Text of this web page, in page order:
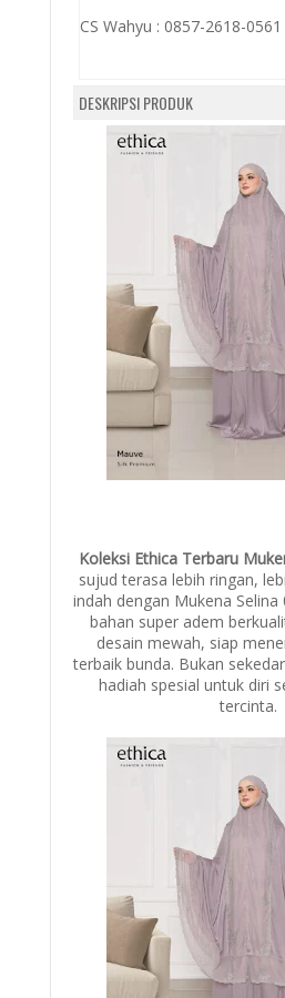
CS Wahyu : 0857-2618-0561
DESKRIPSI PRODUK
Koleksi Ethica Terbaru
sujud terasa lebih ringan,
indah dengan Mukena
bahan super adem
desain mewah, siap
terbaik bunda. Bukan
hadiah spesial untuk diri
tercinta.